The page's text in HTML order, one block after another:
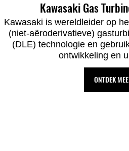
Kawasaki Gas
Kawasaki is wereldleider op
(niet-aëroderivatieve)
(DLE) technologie en
ontwikkeling en
ONTDEK